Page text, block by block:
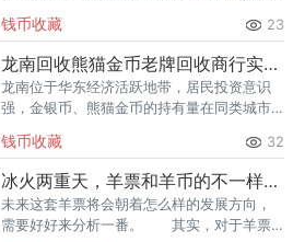
熊猫金币的需求就明显升温，但鱼龙混杂的
回收渠道里，能精准识别版别溢
钱币收藏 23
龙南回收熊猫金币老牌回收商行实力盘点
龙南位于华东经济活跃地带，居民投资意识
强，金银币、熊猫金币的持有量在同类城市
熊猫金币的需求就明显升温，但鱼龙混杂的
回收渠道里，能精准识别版别溢
钱币收藏 32
冰火两重天，羊票和羊币的不一样行情
未来这套羊票将会朝着怎么样的发展方向，
需要好好来分析一番。 其实，对于羊票